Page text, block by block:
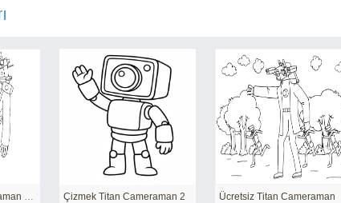
Çizmek Titan Cameraman basit Çizmek Titan Cameraman 2 Ücretsiz Titan Cameraman